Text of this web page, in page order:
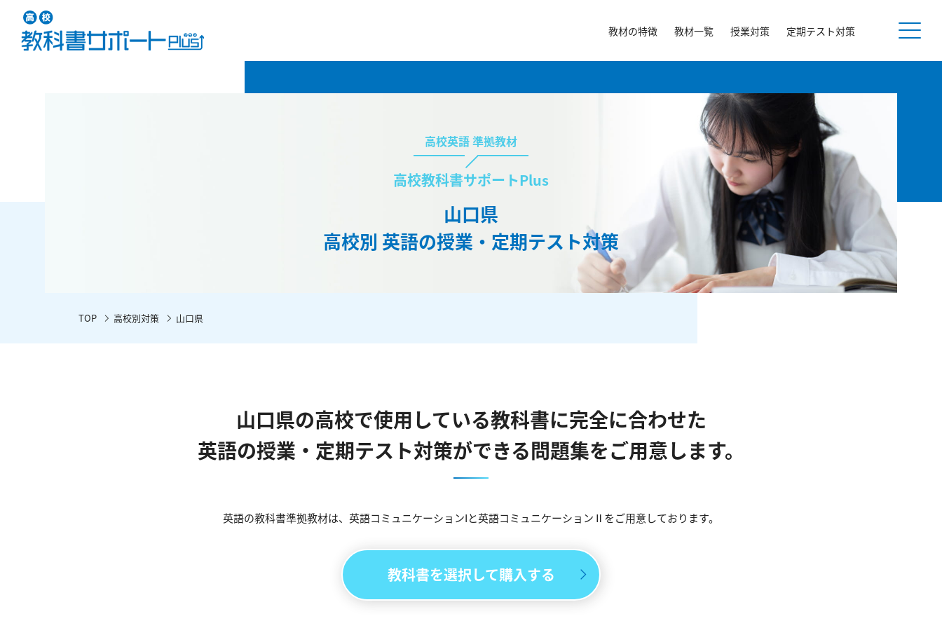
教材の特徴 教材一覧 授業対策 定期テスト対策
高校英語 準拠教材
高校教科書サポートPlus
山口県
高校別 英語の授業・定期テスト対策
TOP 高校別対策 山口県
山口県の高校で使用している教科書に完全に合わせた
英語の授業・定期テスト対策ができる問題集をご用意します。
英語の教科書準拠教材は、英語コミュニケーションIと英語コミュニケーションⅡをご用意しております。
教科書を選択して購入する